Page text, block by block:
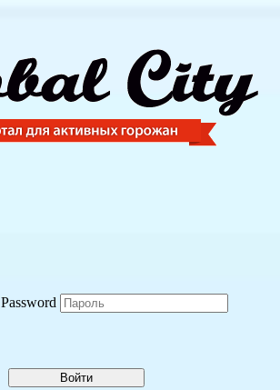
Password
Войти